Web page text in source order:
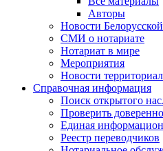
Авторы
Новости
СМИ о нотариате
Нотариат в мире
Мероприятия
Новости
Справочная информация
Поиск открытого
Проверить
Единая
Реестр переводчиков